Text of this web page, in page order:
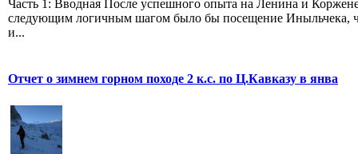
Часть 1: Вводная После успешного опыта на Ленина и
следующим логичным шагом было бы посещение Иныльчека,
и...
Отчет о зимнем горном походе 2 к.с. по Ц.Кавказу в янва